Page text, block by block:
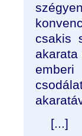
csakis
[...]